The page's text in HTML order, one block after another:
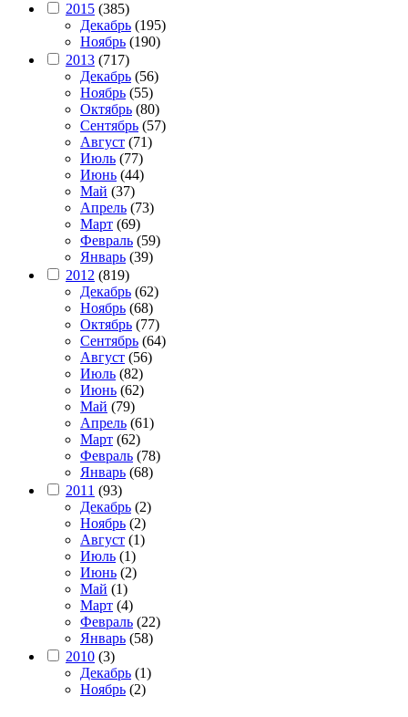
2015 (385)
Декабрь (195)
Ноябрь (190)
2013 (717)
Декабрь (56)
Ноябрь (55)
Октябрь (80)
Сентябрь (57)
Август (71)
Июль (77)
Июнь (44)
Май (37)
Апрель (73)
Март (69)
Февраль (59)
Январь (39)
2012 (819)
Декабрь (62)
Ноябрь (68)
Октябрь (77)
Сентябрь (64)
Август (56)
Июль (82)
Июнь (62)
Май (79)
Апрель (61)
Март (62)
Февраль (78)
Январь (68)
2011 (93)
Декабрь (2)
Ноябрь (2)
Август (1)
Июль (1)
Июнь (2)
Май (1)
Март (4)
Февраль (22)
Январь (58)
2010 (3)
Декабрь (1)
Ноябрь (2)